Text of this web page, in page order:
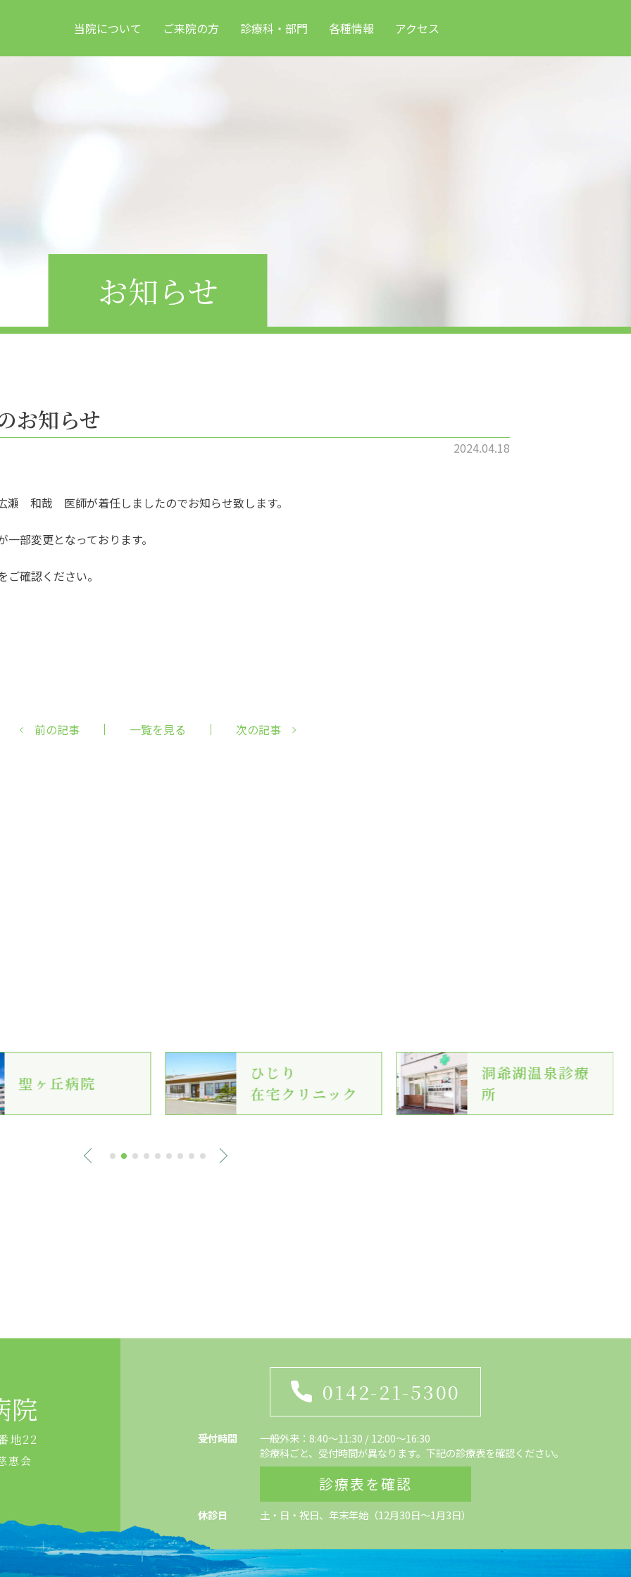
当院について ご来院の方 診療科・部門 各種情報 アクセス
お知らせ
お知らせ
2024.04.18
和哉 医師が着任しましたのでお知らせ致します。
部変更となっております。
確認ください。
前の記事 一覧を見る 次の記事
聖ヶ丘病院
ひじり
在宅クリニック
洞爺湖温泉診療
所
院
地22
恵会
0142-21-5300
受付時間 一般外来：8:40～11:30 /12:00〜16:30
診療科ごと、受付時間が異なります。下記の診療表を確認ください。
診療表を確認
休診日 土・日・祝日、年末年始（12月30日～1月3日）